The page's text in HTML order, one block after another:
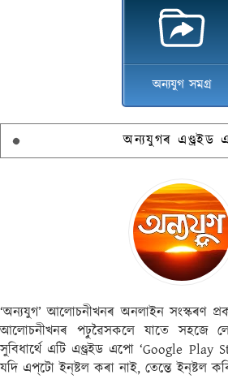
অন্যযুগ সমগ্ৰ
অন্যযুগৰ এণ্ড্ৰইড
‘অন্যযুগ’ আলোচনীখনৰ অনলাইন সংস্কৰণ
আলোচনীখনৰ পঢ়ুৱৈসকলে যাতে সহজে
সুবিধাৰ্থে এটি এণ্ড্ৰইড এপো ‘Google Play
যদি এপ্‌টো ইন্‌ষ্টল কৰা নাই, তেন্তে ইন্‌ষ্টল